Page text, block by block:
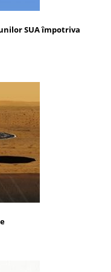
SUA împotriva